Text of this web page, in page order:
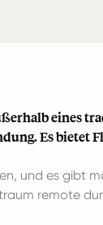
eines
Es bietet
und es gibt
remote